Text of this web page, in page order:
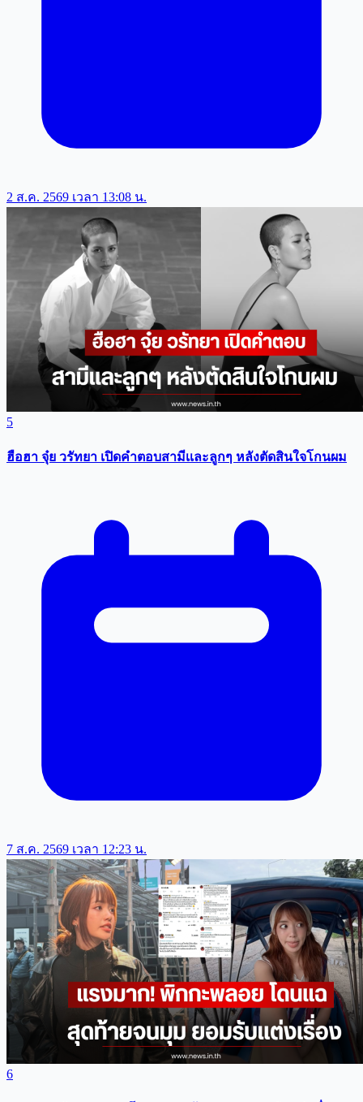
2 ส.ค. 2569 เวลา 13:08 น.
5
ฮือฮา จุ๋ย วรัทยา เปิดคำตอบสามีเเละลูกๆ หลังตัดสินใจโกนผม
7 ส.ค. 2569 เวลา 12:23 น.
6